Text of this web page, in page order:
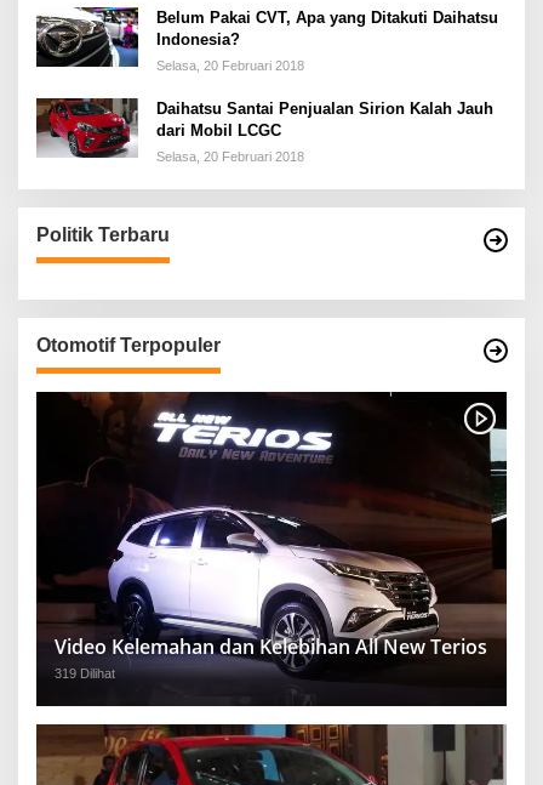
Belum Pakai CVT, Apa yang Ditakuti Daihatsu
Indonesia?
Selasa, 20 Februari 2018
Daihatsu Santai Penjualan Sirion Kalah Jauh
dari Mobil LCGC
Selasa, 20 Februari 2018
Politik Terbaru
Otomotif Terpopuler
Video Kelemahan dan Kelebihan All New Terios
319 Dilihat